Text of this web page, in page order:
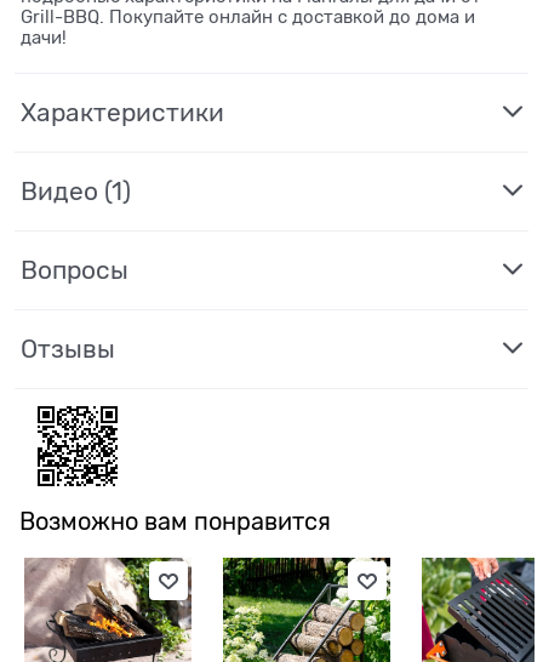
Grill-BBQ. Покупайте онлайн с доставкой до дома и
дачи!
Характеристики
Видео (1)
Вопросы
Отзывы
Возможно вам понравится